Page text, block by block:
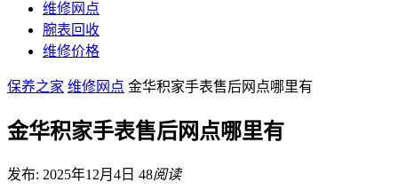
维修网点
腕表回收
维修价格
保养之家 维修网点 金华积家手表售后网点哪里有
金华积家手表售后网点哪里有
发布: 2025年12月4日 48阅读